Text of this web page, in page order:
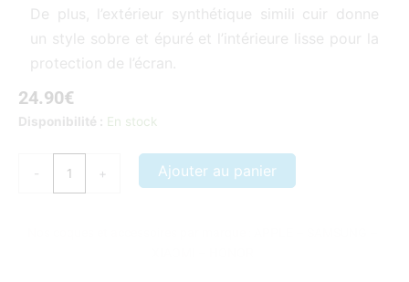
De plus, l’extérieur synthétique simili cuir donne
un style sobre et épuré et l’intérieure lisse pour la
protection de l’écran.
24.90€
Disponibilité : En stock
-
quantité
+ Ajouter au panier